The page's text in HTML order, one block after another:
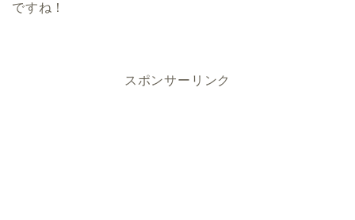
ですね！
スポンサーリンク